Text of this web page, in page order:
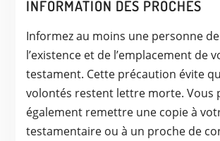
INFORMATION DES PROCHES
Informez au moins une personne
l’existence et de l’emplacement de
testament. Cette précaution évite
volontés restent lettre morte. Vous
également remettre une copie à
testamentaire ou à un proche de